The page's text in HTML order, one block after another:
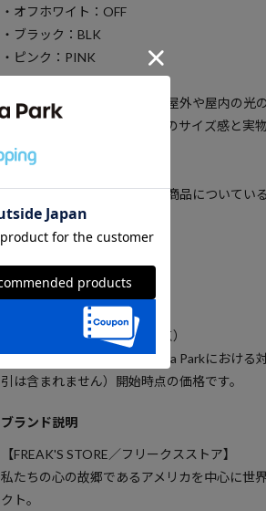
・オフホワイト：OFF
・ブラック：BLK
・ピンク：PINK
※掲載画像の商品の色味は、屋外や屋内の光
場合がございます。また表示のサイズ感と実
予めご了承ください。
※着用、お取り扱いの際は、商品についてい
確認下さい。
参考価格
円（2024年7月26日時点）
※「参考価格」とは、Daytona Parkにおける
引は含まれません）開始時点の価格です。
ブランド説明
【FREAK'S STORE／フリークスストア】
私たちの心の故郷であるアメリカを中心に世
クト。